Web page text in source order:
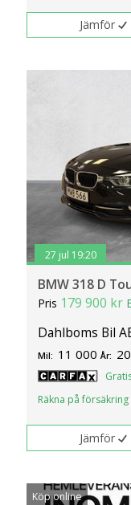
Jämför
27 jul 19:20
BMW 318 D
Pris 179 900 kr
Dahlboms Bil
Mil: 11 000 År:
Räkna på försäkring
Jämför
Köp online